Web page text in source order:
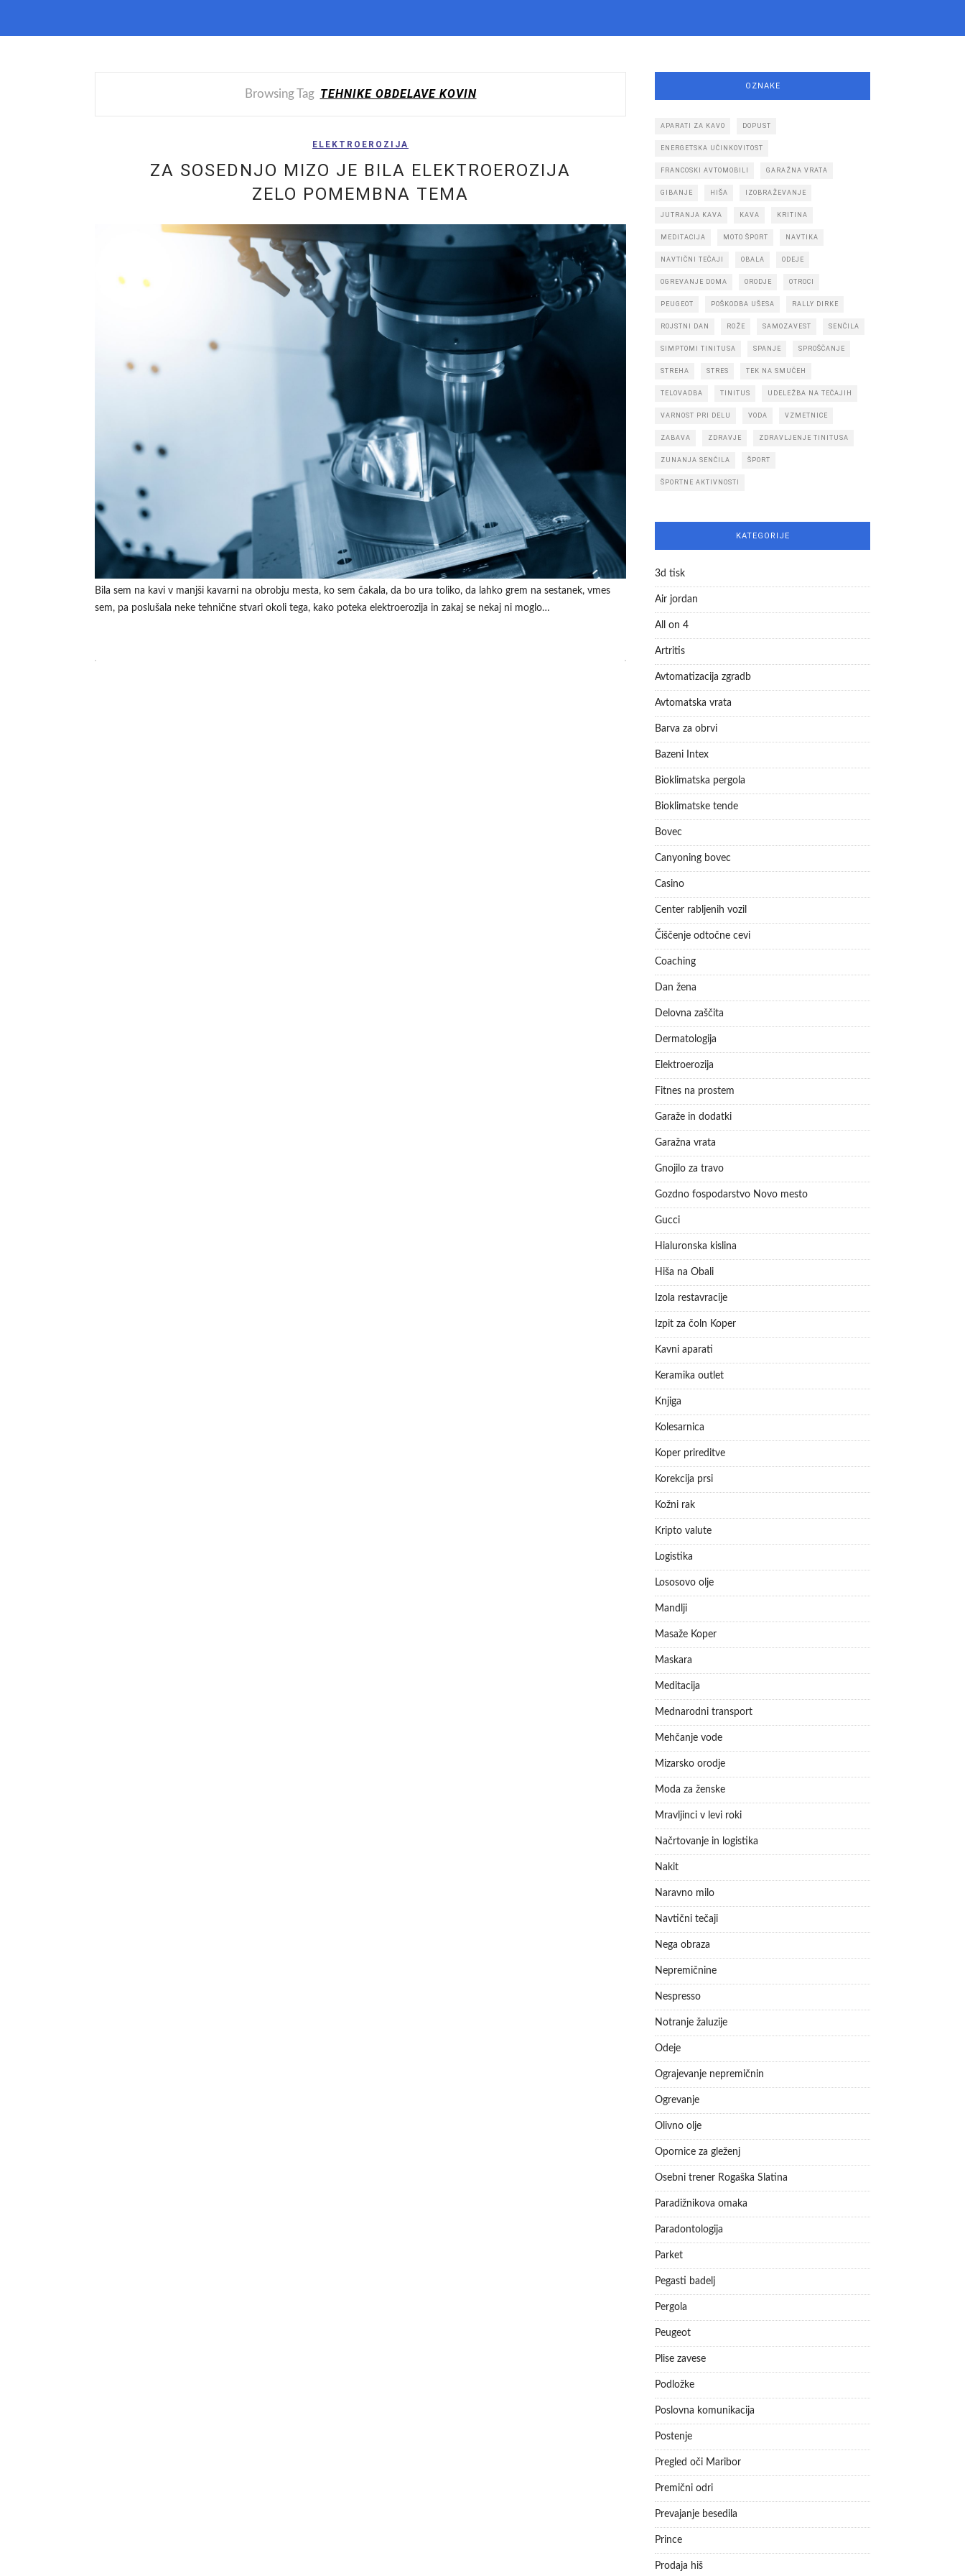
Browsing Tag TEHNIKE OBDELAVE KOVIN
ELEKTROEROZIJA
ZA SOSEDNJO MIZO JE BILA ELEKTROEROZIJA
ZELO POMEMBNA TEMA
Bila sem na kavi v manjši kavarni na obrobju mesta, ko sem čakala, da bo ura toliko, da lahko grem na sestanek, vmes
sem, pa poslušala neke tehnične stvari okoli tega, kako poteka elektroerozija in zakaj se nekaj ni moglo…
OZNAKE
APARATI ZA KAVO DOPUST
ENERGETSKA UČINKOVITOST
FRANCOSKI AVTOMOBILI GARAŽNA VRATA
GIBANJE HIŠA IZOBRAŽEVANJE
JUTRANJA KAVA KAVA KRITINA
MEDITACIJA MOTO ŠPORT NAVTIKA
NAVTIČNI TEČAJI OBALA ODEJE
OGREVANJE DOMA ORODJE OTROCI
PEUGEOT POŠKODBA UŠESA RALLY DIRKE
ROJSTNI DAN ROŽE SAMOZAVEST SENČILA
SIMPTOMI TINITUSA SPANJE SPROŠČANJE
STREHA STRES TEK NA SMUČEH
TELOVADBA TINITUS UDELEŽBA NA TEČAJIH
VARNOST PRI DELU VODA VZMETNICE
ZABAVA ZDRAVJE ZDRAVLJENJE TINITUSA
ZUNANJA SENČILA ŠPORT
ŠPORTNE AKTIVNOSTI
KATEGORIJE
3d tisk
Air jordan
All on 4
Artritis
Avtomatizacija zgradb
Avtomatska vrata
Barva za obrvi
Bazeni Intex
Bioklimatska pergola
Bioklimatske tende
Bovec
Canyoning bovec
Casino
Center rabljenih vozil
Čiščenje odtočne cevi
Coaching
Dan žena
Delovna zaščita
Dermatologija
Elektroerozija
Fitnes na prostem
Garaže in dodatki
Garažna vrata
Gnojilo za travo
Gozdno fospodarstvo Novo mesto
Gucci
Hialuronska kislina
Hiša na Obali
Izola restavracije
Izpit za čoln Koper
Kavni aparati
Keramika outlet
Knjiga
Kolesarnica
Koper prireditve
Korekcija prsi
Kožni rak
Kripto valute
Logistika
Lososovo olje
Mandlji
Masaže Koper
Maskara
Meditacija
Mednarodni transport
Mehčanje vode
Mizarsko orodje
Moda za ženske
Mravljinci v levi roki
Načrtovanje in logistika
Nakit
Naravno milo
Navtični tečaji
Nega obraza
Nepremičnine
Nespresso
Notranje žaluzije
Odeje
Ograjevanje nepremičnin
Ogrevanje
Olivno olje
Opornice za gleženj
Osebni trener Rogaška Slatina
Paradižnikova omaka
Paradontologija
Parket
Pegasti badelj
Pergola
Peugeot
Plise zavese
Podložke
Poslovna komunikacija
Postenje
Pregled oči Maribor
Premični odri
Prevajanje besedila
Prince
Prodaja hiš